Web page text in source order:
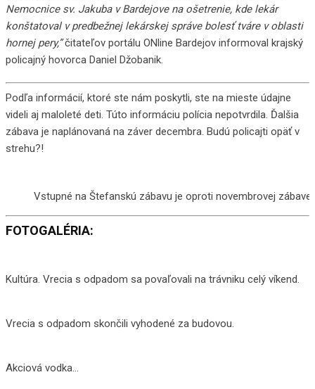
Nemocnice sv. Jakuba v Bardejove na ošetrenie, kde lekár
konštatoval v predbežnej lekárskej správe bolesť tváre v oblasti
hornej pery,”čitateľov portálu ONline Bardejov informoval krajský
policajný hovorca Daniel Džobanik.
Podľa informácií, ktoré ste nám poskytli, ste na mieste údajne
videli aj maloleté deti. Túto informáciu polícia nepotvrdila. Ďalšia
zábava je naplánovaná na záver decembra. Budú policajti opäť v
strehu?!
Vstupné na Štefanskú zábavu je oproti novembrovej zábave
FOTOGALÉRIA:
Kultúra. Vrecia s odpadom sa povaľovali na trávniku celý víkend.
Vrecia s odpadom skončili vyhodené za budovou.
Akciová vodka…